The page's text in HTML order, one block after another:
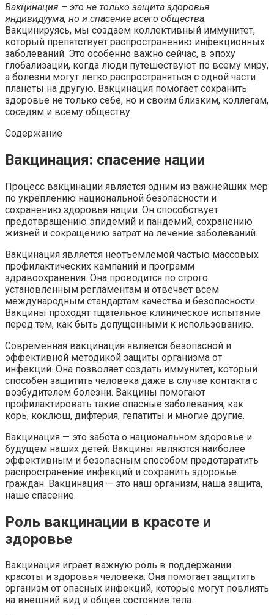
Вакцинация – это не только защита здоровья
индивидуума, но и спасение всего общества.
Вакцинируясь, мы создаем коллективный иммунитет,
который препятствует распространению инфекционных
заболеваний. Это особенно важно сейчас, в эпоху
глобализации, когда люди путешествуют по всему миру,
а болезни могут легко распространяться с одной части
планеты на другую. Вакцинация помогает сохранить
здоровье не только себе, но и своим близким, коллегам,
соседям и всему обществу.
Содержание
Вакцинация: спасение нации
Процесс вакцинации является одним из важнейших мер
по укреплению национальной безопасности и
сохранению здоровья нации. Он способствует
предотвращению эпидемий и пандемий, сохранению
жизней и сокращению затрат на лечение заболеваний.
Вакцинация является неотъемлемой частью массовых
профилактических кампаний и программ
здравоохранения. Она проводится по строго
установленным регламентам и отвечает всем
международным стандартам качества и безопасности.
Вакцины проходят тщательное клиническое испытание
перед тем, как быть допущенными к использованию.
Современная вакцинация является безопасной и
эффективной методикой защиты организма от
инфекций. Она позволяет создать иммунитет, который
способен защитить человека даже в случае контакта с
возбудителем болезни. Вакцины помогают
профилактировать такие опасные заболевания, как
корь, коклюш, дифтерия, гепатиты и многие другие.
Вакцинация — это забота о национальном здоровье и
будущем наших детей. Вакцины являются наиболее
эффективным и безопасным способом предотвратить
распространение инфекций и сохранить здоровье
граждан. Вакцинация — это наш организм, наша защита,
наше спасение.
Роль вакцинации в красоте и
здоровье
Вакцинация играет важную роль в поддержании
красоты и здоровья человека. Она помогает защитить
организм от опасных инфекций, которые могут повлиять
на внешний вид и общее состояние тела.